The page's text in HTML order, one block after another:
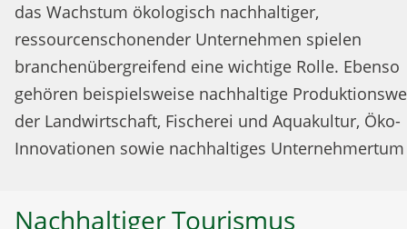
das Wachstum ökologisch nachhaltiger,
ressourcenschonender Unternehmen spielen
branchenübergreifend eine wichtige Rolle. Ebenso
gehören beispielsweise nachhaltige
der Landwirtschaft, Fischerei und Aquakultur, Öko-
Innovationen sowie nachhaltiges Unternehmertum
Nachhaltiger Tourismus